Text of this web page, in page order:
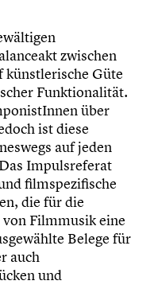
zwischen
künstlerische Güte
Funktionalität.
über
ist diese
auf jeden
Impulsreferat
filmspezifische
die für die
Filmmusik eine
Belege für
auch
und